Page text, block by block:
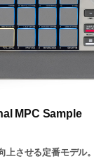
MPC Sample
上させる定番モデル。